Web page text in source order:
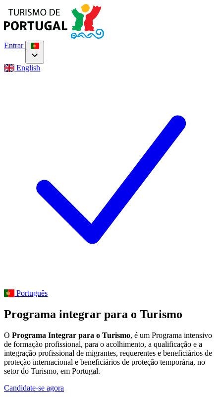
Entrar
English
Português
Programa integrar para o Turismo
O Programa Integrar para o Turismo, é um Programa intensivo
de formação profissional, para o acolhimento, a qualificação e a
integração profissional de migrantes, requerentes e beneficiários de
proteção internacional e beneficiários de proteção temporária, no
setor do Turismo, em Portugal.
Candidate-se agora